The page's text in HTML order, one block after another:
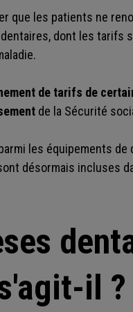
que les patients ne
dont les tarifs
de tarifs de
de la Sécurité
les équipements de
désormais incluses
il ?